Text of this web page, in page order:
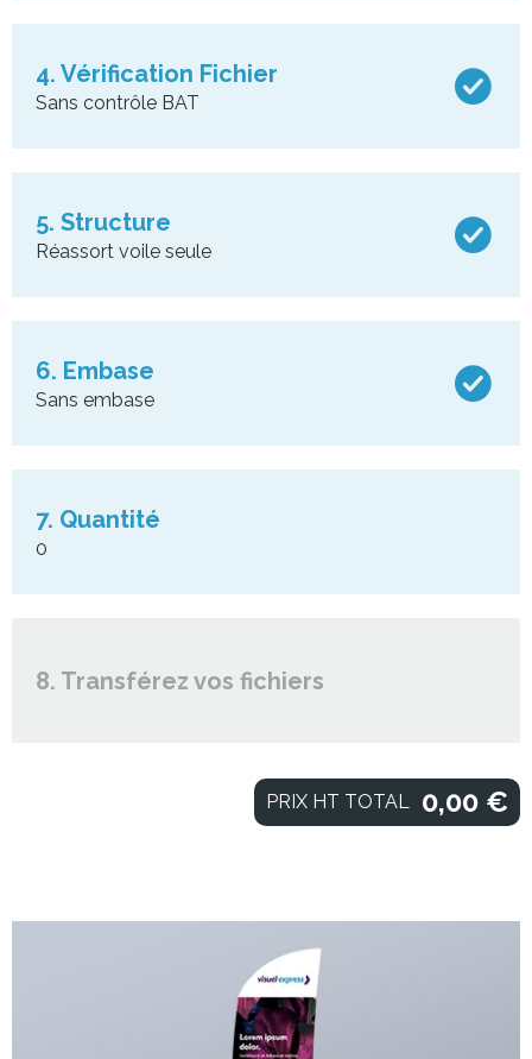
4. Vérification Fichier
Sans contrôle BAT
5. Structure
Réassort voile seule
6. Embase
Sans embase
7. Quantité
0
8. Transférez vos fichiers
PRIX HT TOTAL 0,00 €